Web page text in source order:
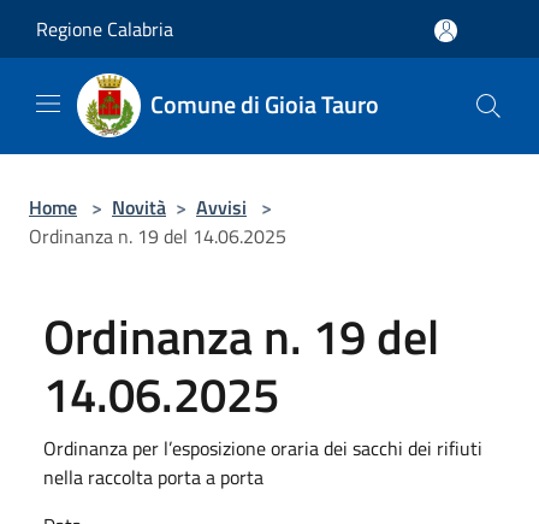
Regione Calabria
Comune di Gioia Tauro
Home > Novità > Avvisi >
Ordinanza n. 19 del 14.06.2025
Ordinanza n. 19 del
14.06.2025
Ordinanza per l’esposizione oraria dei sacchi dei rifiuti
nella raccolta porta a porta